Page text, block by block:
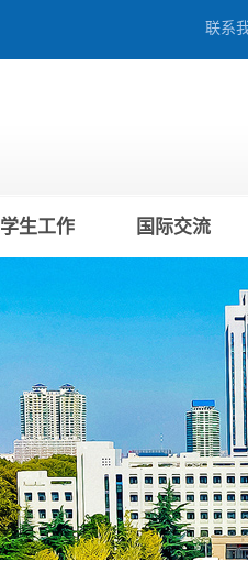
联系
学生工作 国际交流